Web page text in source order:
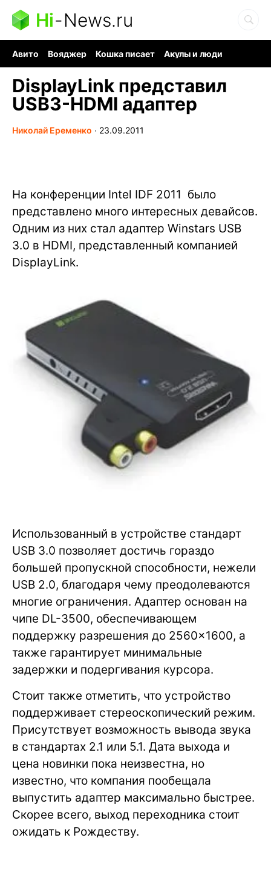
Hi-News.ru
Авито Вояджер Кошка писает
Акулы и люди
DisplayLink представил
USB3-HDMI адаптер
Николай Еременко ∙ 23.09.2011
На конференции Intel IDF 2011 было
представлено много интересных девайсов.
Одним из них стал адаптер Winstars USB
3.0 в HDMI, представленный компанией
DisplayLink.
Использованный в устройстве стандарт
USB 3.0 позволяет достичь гораздо
большей пропускной способности, нежели
USB 2.0, благодаря чему преодолеваются
многие ограничения. Адаптер основан на
чипе DL-3500, обеспечивающем
поддержку разрешения до 2560×1600, а
также гарантирует минимальные
задержки и подергивания курсора.
Стоит также отметить, что устройство
поддерживает стереоскопический режим.
Присутствует возможность вывода звука
в стандартах 2.1 или 5.1. Дата выхода и
цена новинки пока неизвестна, но
известно, что компания пообещала
выпустить адаптер максимально быстрее.
Скорее всего, выход переходника стоит
ожидать к Рождеству.